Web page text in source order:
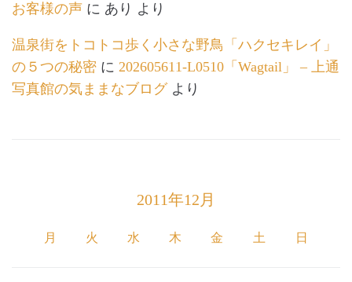
お客様の声 に あり より
温泉街をトコトコ歩く小さな野鳥「ハクセキレイ」
の５つの秘密 に 202605611-L0510「Wagtail」 – 上通
写真館の気ままなブログより
2011年12月
月 火 水 木 金 土 日